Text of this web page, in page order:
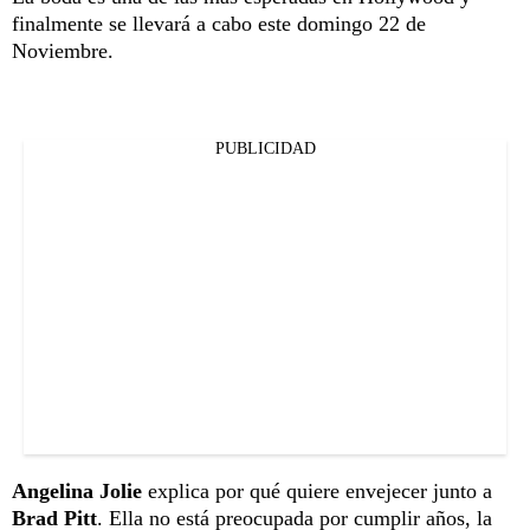
finalmente se llevará a cabo este domingo 22 de
Noviembre.
PUBLICIDAD
Angelina Jolie explica por qué quiere envejecer junto a
Brad Pitt. Ella no está preocupada por cumplir años, la